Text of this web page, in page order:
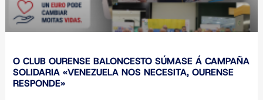
O CLUB OURENSE BALONCESTO SÚMASE Á CAMPAÑA
SOLIDARIA «VENEZUELA NOS NECESITA, OURENSE
RESPONDE»